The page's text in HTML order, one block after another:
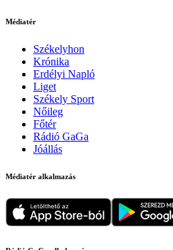
Médiatér
Székelyhon
Krónika
Erdélyi Napló
Liget
Székely Sport
Nőileg
Főtér
Rádió GaGa
Jóállás
Médiatér alkalmazás